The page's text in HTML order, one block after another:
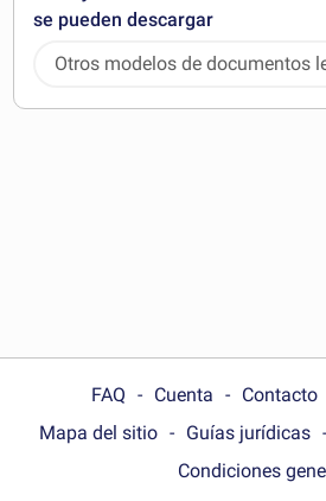
se pueden descargar
Otros modelos de documentos
pueden descargar
FAQ Cuenta Contacto
Mapa del sitio
Guías jurídicas
Condiciones